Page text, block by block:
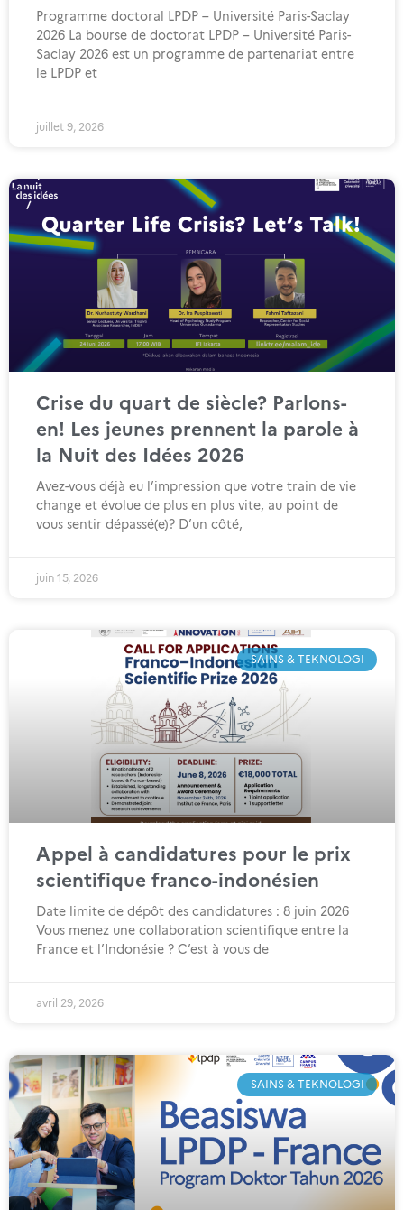
Programme doctoral LPDP – Université Paris-Saclay
2026 La bourse de doctorat LPDP – Université Paris-
Saclay 2026 est un programme de partenariat entre
le LPDP et
juillet 9, 2026
Crise du quart de siècle? Parlons-
en! Les jeunes prennent la parole à
la Nuit des Idées 2026
Avez-vous déjà eu l’impression que votre train de vie
change et évolue de plus en plus vite, au point de
vous sentir dépassé(e)? D’un côté,
juin 15, 2026
SAINS & TEKNOLOGI
Appel à candidatures pour le prix
scientifique franco-indonésien
Date limite de dépôt des candidatures : 8 juin 2026
Vous menez une collaboration scientifique entre la
France et l’Indonésie ? C’est à vous de
avril 29, 2026
SAINS & TEKNOLOGI